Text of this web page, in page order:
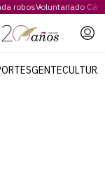
robosVoluntariado
GENTECULTURA